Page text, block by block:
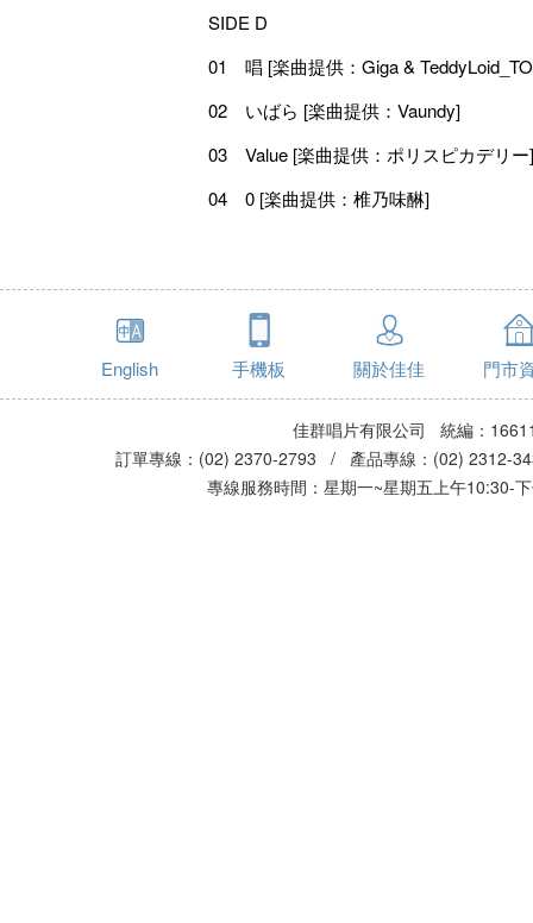
SIDE D
01 唱 [楽曲提供：Giga &
02 いばら [楽曲提供：Vaundy]
03 Value [楽曲提供：ポリスピカデリー]
04 0 [楽曲提供：椎乃味醂]
English 手機板 關於佳佳 門市
佳群唱片有限公司 統編：
訂單專線：(02) 2370-2793 / 產品專線：(02)
專線服務時間：星期一~星期五上午10:30-